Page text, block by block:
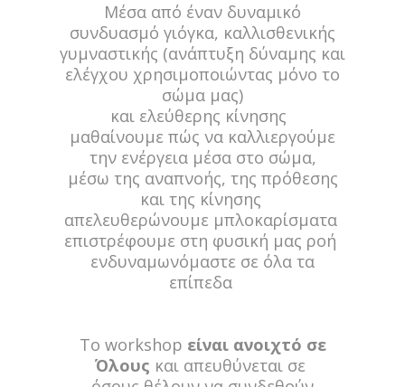
Μέσα από έναν δυναμικό
συνδυασμό γιόγκα, καλλισθενικής
γυμναστικής (ανάπτυξη δύναμης και
ελέγχου χρησιμοποιώντας μόνο το
σώμα μας)
και ελεύθερης κίνησης
μαθαίνουμε πώς να καλλιεργούμε
την ενέργεια μέσα στο σώμα,
μέσω της αναπνοής, της πρόθεσης
και της κίνησης
απελευθερώνουμε μπλοκαρίσματα
επιστρέφουμε στη φυσική μας ροή
ενδυναμωνόμαστε σε όλα τα
επίπεδα
Το workshop είναι ανοιχτό σε
Όλους και απευθύνεται σε